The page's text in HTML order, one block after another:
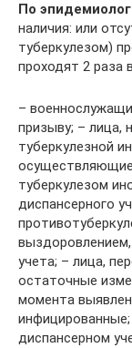
По
наличия: или
туберкулезом)
проходят 2 раза
–
призыву; – лица,
туберкулезной
туберкулезом
диспансерного
учета; – лица,
остаточные
момента
диспансерном